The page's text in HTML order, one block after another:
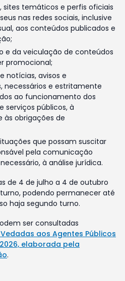
sites temáticos e perfis oficiais
nas redes sociais, inclusive
aos conteúdos publicados e
e da veiculação de conteúdos
promocional;
notícias, avisos e
necessários e estritamente
ao funcionamento dos
serviços públicos, à
às obrigações de
que possam suscitar
pela comunicação
à análise jurídica.
de 4 de julho a 4 de outubro
podendo permanecer até
haja segundo turno.
ser consultadas
aos Agentes Públicos
elaborada pela
.